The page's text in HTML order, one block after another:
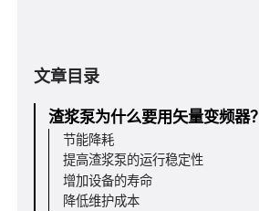
文章目录
渣浆泵为什么要用矢量变频器？
节能降耗
提高渣浆泵的运行稳定性
增加设备的寿命
降低维护成本